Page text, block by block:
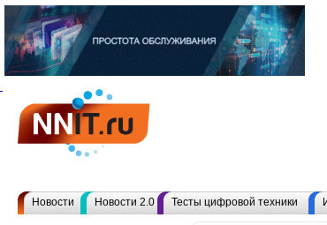
Новости Новости 2.0 Тесты цифровой техники